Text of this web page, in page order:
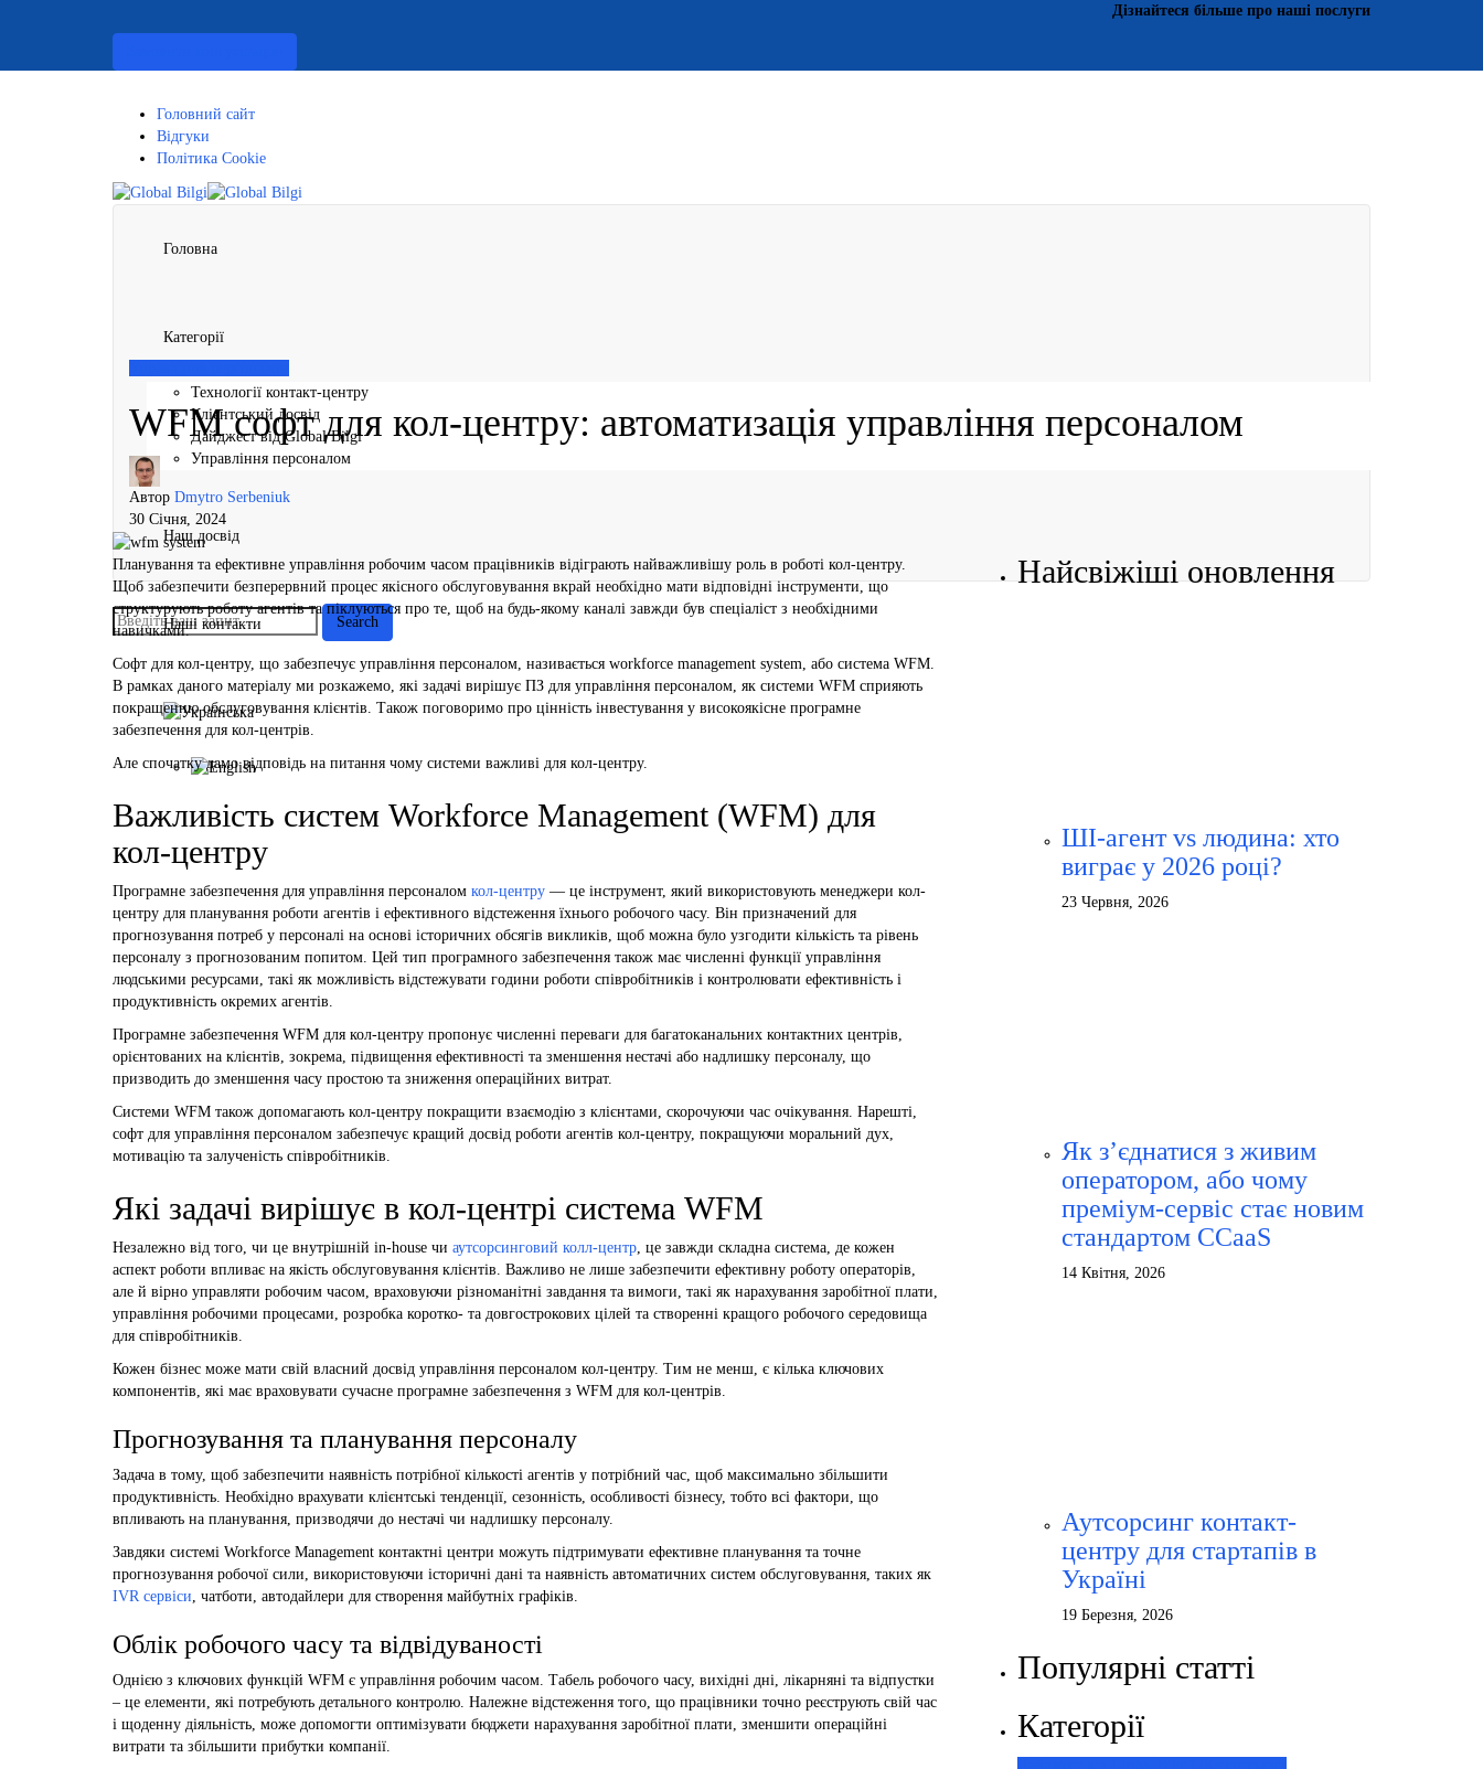
Дізнайтеся більше про наші послуги
Головний сайт
Відгуки
Політика Cookie
Головна
Категорії
Технології контакт-центру
Клієнтський досвід
Дайджест від Global Bilgi
Управління персоналом
Наш досвід
Наші контакти
WFM софт для кол-центру: автоматизація управління персоналом
Автор Dmytro Serbeniuk
30 Січня, 2024
Планування та ефективне управління робочим часом працівників відіграють найважливішу роль в роботі кол-центру.
Щоб забезпечити безперервний процес якісного обслуговування вкрай необхідно мати відповідні інструменти, що
структурують роботу агентів та піклуються про те, щоб на будь-якому каналі завжди був спеціаліст з необхідними
навичками.
Софт для кол-центру, що забезпечує управління персоналом, називається workforce management system, або система WFM.
В рамках даного матеріалу ми розкажемо, які задачі вирішує ПЗ для управління персоналом, як системи WFM сприяють
покращенню обслуговування клієнтів. Також поговоримо про цінність інвестування у високоякісне програмне
забезпечення для кол-центрів.
Але спочатку дамо відповідь на питання чому системи важливі для кол-центру.
Важливість систем Workforce Management (WFM) для
кол-центру
Програмне забезпечення для управління персоналом кол-центру — це інструмент, який використовують менеджери кол-
центру для планування роботи агентів і ефективного відстеження їхнього робочого часу. Він призначений для
прогнозування потреб у персоналі на основі історичних обсягів викликів, щоб можна було узгодити кількість та рівень
персоналу з прогнозованим попитом. Цей тип програмного забезпечення також має численні функції управління
людськими ресурсами, такі як можливість відстежувати години роботи співробітників і контролювати ефективність і
продуктивність окремих агентів.
Програмне забезпечення WFM для кол-центру пропонує численні переваги для багатоканальних контактних центрів,
орієнтованих на клієнтів, зокрема, підвищення ефективності та зменшення нестачі або надлишку персоналу, що
призводить до зменшення часу простою та зниження операційних витрат.
Системи WFM також допомагають кол-центру покращити взаємодію з клієнтами, скорочуючи час очікування. Нарешті,
софт для управління персоналом забезпечує кращий досвід роботи агентів кол-центру, покращуючи моральний дух,
мотивацію та залученість співробітників.
Які задачі вирішує в кол-центрі система WFM
Незалежно від того, чи це внутрішній in-house чи аутсорсинговий колл-центр , це завжди складна система, де кожен
аспект роботи впливає на якість обслуговування клієнтів. Важливо не лише забезпечити ефективну роботу операторів,
але й вірно управляти робочим часом, враховуючи різноманітні завдання та вимоги, такі як нарахування заробітної плати,
управління робочими процесами, розробка коротко- та довгострокових цілей та створенні кращого робочого середовища
для співробітників.
Кожен бізнес може мати свій власний досвід управління персоналом кол-центру. Тим не менш, є кілька ключових
компонентів, які має враховувати сучасне програмне забезпечення з WFM для кол-центрів.
Прогнозування та планування персоналу
Задача в тому, щоб забезпечити наявність потрібної кількості агентів у потрібний час, щоб максимально збільшити
продуктивність. Необхідно врахувати клієнтські тенденції, сезонність, особливості бізнесу, тобто всі фактори, що
впливають на планування, призводячи до нестачі чи надлишку персоналу.
Завдяки системі Workforce Management контактні центри можуть підтримувати ефективне планування та точне
прогнозування робочої сили, використовуючи історичні дані та наявність автоматичних систем обслуговування, таких як
IVR сервіси , чатботи, автодайлери для створення майбутніх графіків.
Облік робочого часу та відвідуваності
Однією з ключових функцій WFM є управління робочим часом. Табель робочого часу, вихідні дні, лікарняні та відпустки
– це елементи, які потребують детального контролю. Належне відстеження того, що працівники точно реєструють свій час
і щоденну діяльність, може допомогти оптимізувати бюджети нарахування заробітної плати, зменшити операційні
витрати та збільшити прибутки компанії.
Найсвіжіші оновлення
ШІ-агент vs людина: хто
виграє у 2026 році?
23 Червня, 2026
Як з’єднатися з живим
оператором, або чому
преміум-сервіс стає новим
стандартом CCaaS
14 Квітня, 2026
Аутсорсинг контакт-
центру для стартапів в
Україні
19 Березня, 2026
Популярні статті
Категорії